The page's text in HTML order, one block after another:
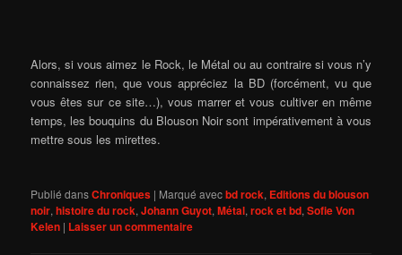
Alors, si vous aimez le Rock, le Métal ou au contraire si vous n’y
connaissez rien, que vous appréciez la BD (forcément, vu que
vous êtes sur ce site…), vous marrer et vous cultiver en même
temps, les bouquins du Blouson Noir sont impérativement à vous
mettre sous les mirettes.
Publié dansChroniques | Marqué avecbd rock, Editions du blouson
noir,histoire du rock,Johann Guyot,Métal,rock et bd,Sofie Von
Kelen | Laisser un commentaire